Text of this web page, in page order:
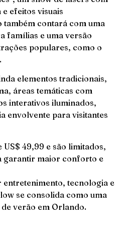
efeitos visuais
também contará com uma
famílias e uma versão
populares, como o
elementos tradicionais,
áreas temáticas com
interativos iluminados,
envolvente para visitantes
49,99 e são limitados,
garantir maior conforto e
entretenimento, tecnologia e
se consolida como uma
verão em Orlando.